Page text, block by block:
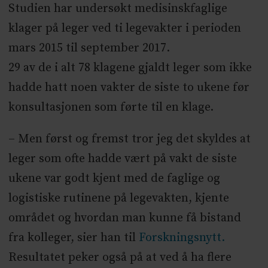
Studien har undersøkt medisinskfaglige
klager på leger ved ti legevakter i perioden
mars 2015 til september 2017.
29 av de i alt 78 klagene gjaldt leger som ikke
hadde hatt noen vakter de siste to ukene før
konsultasjonen som førte til en klage.
– Men først og fremst tror jeg det skyldes at
leger som ofte hadde vært på vakt de siste
ukene var godt kjent med de faglige og
logistiske rutinene på legevakten, kjente
området og hvordan man kunne få bistand
fra kolleger, sier han til Forskningsnytt.
Resultatet peker også på at ved å ha flere